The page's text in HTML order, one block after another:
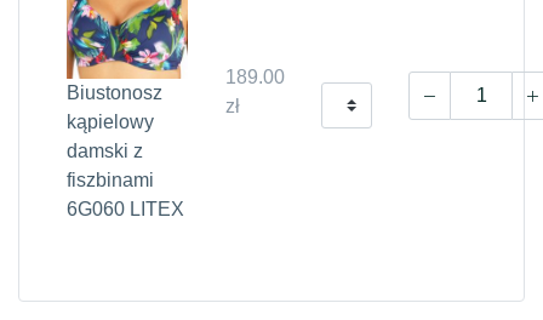
Biustonosz
kąpielowy
damski z
fiszbinami
6G060 LITEX
189.00
zł